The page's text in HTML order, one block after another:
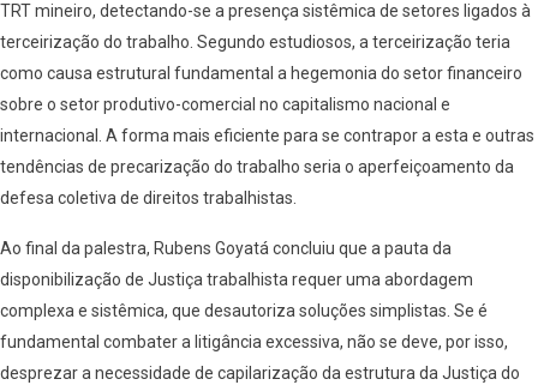
TRT mineiro, detectando-se a presença sistêmica de setores ligados à
terceirização do trabalho. Segundo estudiosos, a terceirização teria
como causa estrutural fundamental a hegemonia do setor financeiro
sobre o setor produtivo-comercial no capitalismo nacional e
internacional. A forma mais eficiente para se contrapor a esta e outras
tendências de precarização do trabalho seria o aperfeiçoamento da
defesa coletiva de direitos trabalhistas.
Ao final da palestra, Rubens Goyatá concluiu que a pauta da
disponibilização de Justiça trabalhista requer uma abordagem
complexa e sistêmica, que desautoriza soluções simplistas. Se é
fundamental combater a litigância excessiva, não se deve, por isso,
desprezar a necessidade de capilarização da estrutura da Justiça do